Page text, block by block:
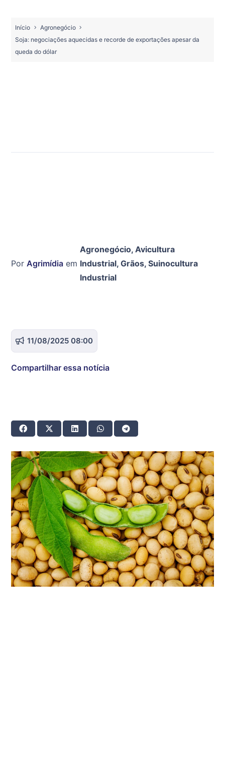
Início
Agronegócio
Soja: negociações aquecidas e recorde de exportações apesar da
queda do dólar
Por Agrimídia em
Agronegócio, Avicultura
Industrial, Grãos, Suinocultura
Industrial
11/08/2025 08:00
Compartilhar essa notícia